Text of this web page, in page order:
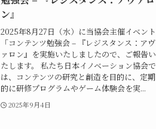
ン』
2025年8月27日（水）に当協会主催イベント
「コンテンツ勉強会 – 『レジスタンス：アヴ
ァロン』を実施いたしましたので、ご報告い
たします。 私たち日本イノベーション協会で
は、コンテンツの研究と創造を目的に、定期
的に研修プログラムやゲーム体験会を実...
2025年9月4日